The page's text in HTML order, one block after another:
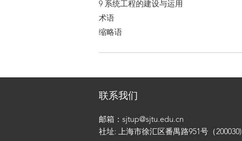
9 系统工程的建设与运用
术语
缩略语
联系我们
邮箱：sjtup@sjtu.edu.cn
社址: 上海市徐汇区番禺路951号（200030)